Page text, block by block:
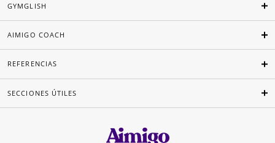
GYMGLISH
AIMIGO COACH
REFERENCIAS
SECCIONES ÚTILES